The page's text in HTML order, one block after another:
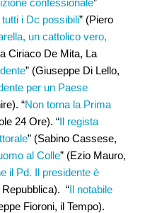
i Dc possibili” (Piero
un cattolico vero,
Ciriaco De Mita, La
” (Giuseppe Di Lello,
per un Paese
“Non torna la Prima
24 Ore). “Il regista
” (Sabino Cassese,
al Colle” (Ezio Mauro,
il Pd. Il presidente è
Repubblica). “Il notabile
Fioroni, il Tempo).